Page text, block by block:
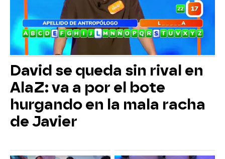
David se queda sin rival en
AlaZ: va a por el bote
hurgando en la mala racha
de Javier